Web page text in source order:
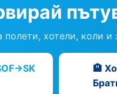
полети, хотели, коли
🏨